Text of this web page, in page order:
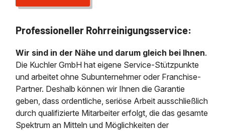
Professioneller Rohrreinigungsservice:
Wir sind in der Nähe und darum gleich bei Ihnen.
Die Kuchler GmbH hat eigene Service-Stützpunkte
und arbeitet ohne Subunternehmer oder Franchise-
Partner. Deshalb können wir Ihnen die Garantie
geben, dass ordentliche, seriöse Arbeit ausschließlich
durch qualifizierte Mitarbeiter erfolgt, die das gesamte
Spektrum an Mitteln und Möglichkeiten der